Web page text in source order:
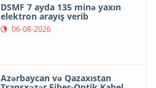
DSMF 7 ayda 135 minə yaxın
elektron arayış verib
06-08-2026
Azərbaycan və Qazaxıstan